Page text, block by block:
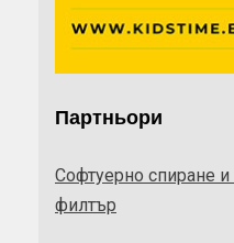
Партньори
Софтуерно спиране
филтър